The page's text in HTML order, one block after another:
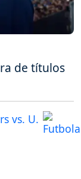
de títulos